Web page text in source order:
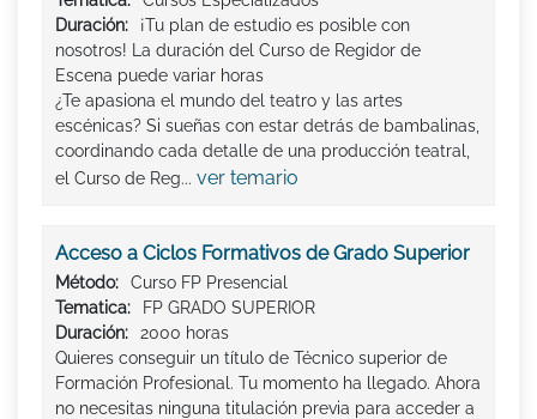
Duración:
¡Tu plan de estudio es posible con
nosotros! La duración del Curso de Regidor de
Escena puede variar horas
¿Te apasiona el mundo del teatro y las artes
escénicas? Si sueñas con estar detrás de bambalinas,
coordinando cada detalle de una producción teatral,
el Curso de Reg... ver temario
Acceso a Ciclos Formativos de Grado Superior
Método:
Curso FP Presencial
Tematica:
FP GRADO SUPERIOR
Duración:
2000 horas
Quieres conseguir un título de Técnico superior de
Formación Profesional. Tu momento ha llegado. Ahora
no necesitas ninguna titulación previa para acceder a